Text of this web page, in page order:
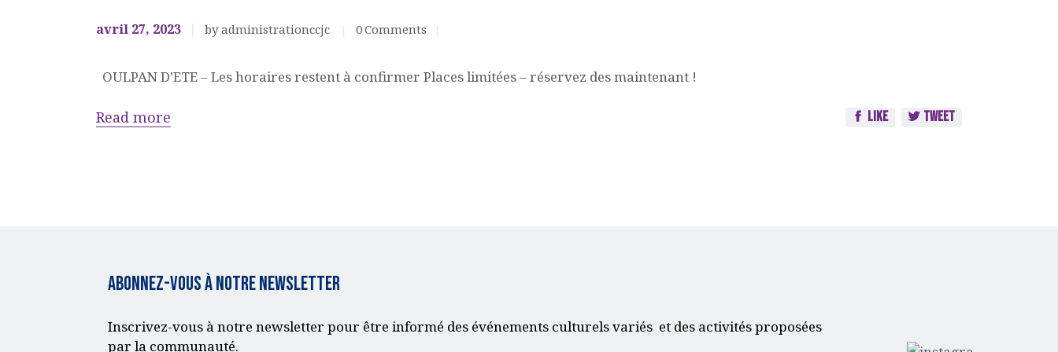
ACQUISITION DU
CENTRE
avril 27, 2023 by administrationccjc 0Comments
OULPAN D’ETE – Les horaires restent à confirmer Places limitées – réservez des maintenant !
Read more Like Tweet
Abonnez-vous à notre Newsletter
Inscrivez-vous à notre newsletter pour être informé des événements culturels variés et des activités proposées
par la communauté.